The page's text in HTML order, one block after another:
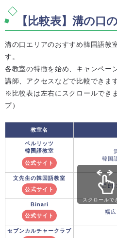
【比較表】溝の口
溝の口エリアのおすすめ韓国語教
す。
各教室の特徴を始め、キャンペー
講師、アクセスなどで比較できます
※比較表は左右にスクロールでき
プ）
教室名
ベルリッツ
韓国語教室
公式サイト
韓国
文先生の韓国語教室
公式サイト
目的
Binari
公式サイト
幅
セブンカルチャークラブ
スクロールで